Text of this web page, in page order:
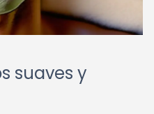
suaves y